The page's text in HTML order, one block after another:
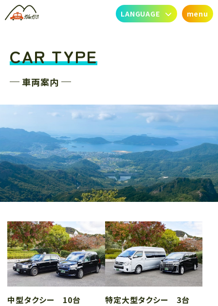
LANGUAGE menu
CAR TYPE
​車両案内
中型タクシー 10台 特定大型タクシー 3台